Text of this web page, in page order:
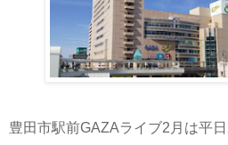
豊田市駅前GAZAライブ2月は平日